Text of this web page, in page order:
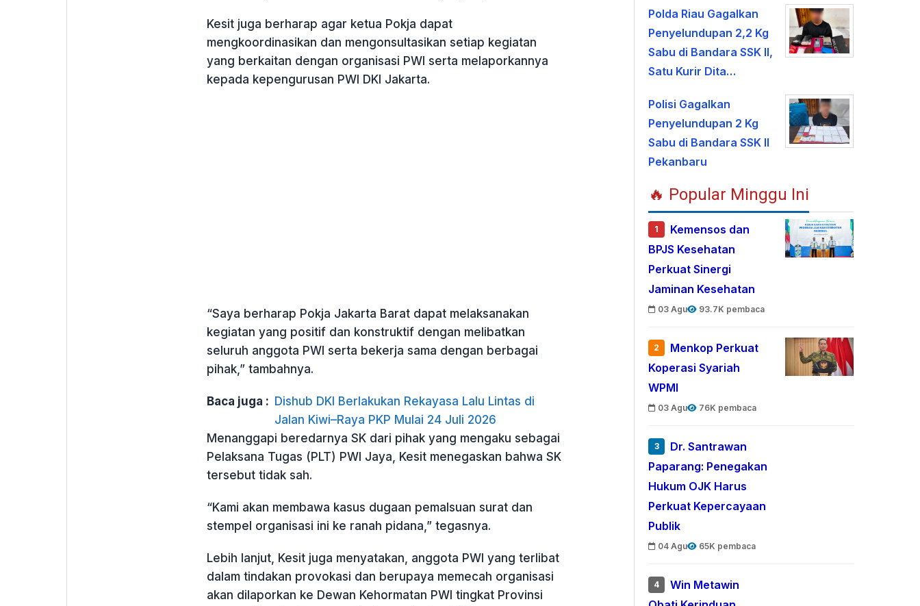
Kesit juga berharap agar ketua Pokja dapat
mengkoordinasikan dan mengonsultasikan setiap kegiatan
yang berkaitan dengan organisasi PWI serta melaporkannya
kepada kepengurusan PWI DKI Jakarta.
“Saya berharap Pokja Jakarta Barat dapat melaksanakan
kegiatan yang positif dan konstruktif dengan melibatkan
seluruh anggota PWI serta bekerja sama dengan berbagai
pihak,” tambahnya.
Baca juga : Dishub DKI Berlakukan Rekayasa Lalu Lintas di
Jalan Kiwi–Raya PKP Mulai 24 Juli 2026
Menanggapi beredarnya SK dari pihak yang mengaku sebagai
Pelaksana Tugas (PLT) PWI Jaya, Kesit menegaskan bahwa SK
tersebut tidak sah.
“Kami akan membawa kasus dugaan pemalsuan surat dan
stempel organisasi ini ke ranah pidana,” tegasnya.
Lebih lanjut, Kesit juga menyatakan, anggota PWI yang terlibat
dalam tindakan provokasi dan berupaya memecah organisasi
akan dilaporkan ke Dewan Kehormatan PWI tingkat Provinsi
Polda Riau Gagalkan
Penyelundupan 2,2 Kg
Sabu di Bandara SSK II,
Satu Kurir Dita…
Polisi Gagalkan
Penyelundupan 2 Kg
Sabu di Bandara SSK II
Pekanbaru
🔥 Popular Minggu Ini
1
Kemensos dan
BPJS Kesehatan
Perkuat Sinergi
Jaminan Kesehatan
03 Agu 93.7K pembaca
2
Menkop Perkuat
Koperasi Syariah
WPMI
03 Agu 76K pembaca
3
Dr. Santrawan
Paparang: Penegakan
Hukum OJK Harus
Perkuat Kepercayaan
Publik
04 Agu 65K pembaca
4
Win Metawin